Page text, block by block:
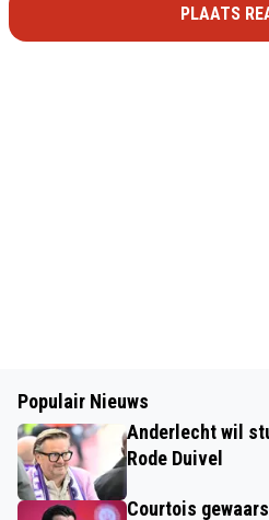
PLAATS
Populair Nieuws
Anderlecht wil
Rode Duivel
Courtois